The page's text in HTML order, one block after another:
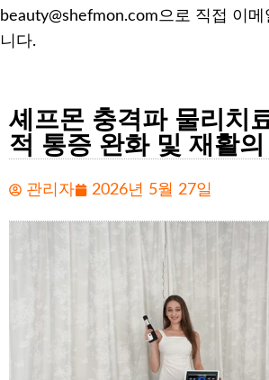
beauty@shefmon.com으로 직접 이
니다.
셰프몬 충격파 물리치
적 통증 완화 및 재활의
관리자 2026년 5월 27일